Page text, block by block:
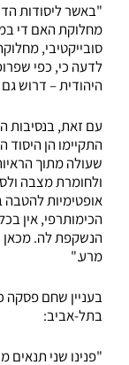
"באשר ליסודות
מחלוקת האם די
סובייקטיבי,
לדעה כי, כפי
היהודית – דרוש גם
עם זאת, בנסיבות
התקיימו הן היסוד
ולחומרת מצבה
אופטימיות
הכימותרפי, אין
הנשקפת לה. מכאן
מרע."
בעניין שחם פסקה
בתל-אביב:
"פנינו שני תנאים